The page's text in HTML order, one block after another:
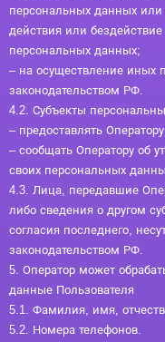
персональных данных
действия или
персональных данных;
– на осуществление иных
законодательством РФ.
4.2. Субъекты
– предоставлять
– сообщать Оператору об
своих персональных
4.3. Лица, передавшие
либо сведения о другом
согласия последнего,
законодательством РФ.
5. Оператор может
данные Пользователя
5.1. Фамилия, имя,
5.2. Номера телефонов.